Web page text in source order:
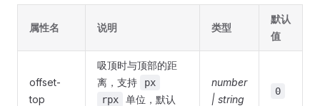
属性名 说明 类型
默认
值
offset-
top
吸顶时与顶部的距
离，支持
px
rpx
单位，默认
number
| string
0